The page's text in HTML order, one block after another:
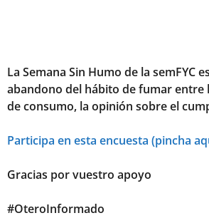
La Semana Sin Humo de la
abandono del hábito de fumar entre
de consumo, la opinión sobre el
Participa en esta encuesta (pincha
Gracias por vuestro apoyo
#OteroInformado